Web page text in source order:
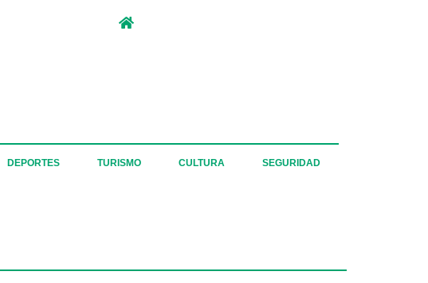
DEPORTES TURISMO CULTURA SEGURIDAD